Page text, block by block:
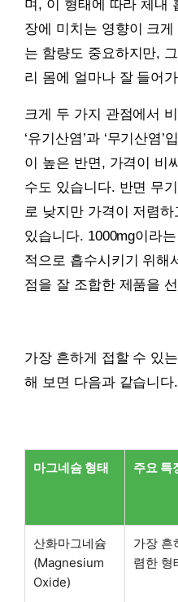
며, 이 형태에 따라 체내
장에 미치는 영향이 크
는 함량도 중요하지만,
리 몸에 얼마나 잘 들어
크게 두 가지 관점에서
‘유기산염’과 ‘무기산염
이 높은 반면, 가격이 비
수도 있습니다. 반면 무
로 낮지만 가격이 저렴
있습니다. 1000mg이라
적으로 흡수시키기 위해
점을 잘 조합한 제품을
가장 흔하게 접할 수 있
해 보면 다음과 같습니다.
마그네슘 형태 주요 특
산화마그네슘
(Magnesium
Oxide)
가장 흔
렴한 형